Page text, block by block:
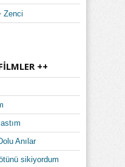
Zenci
++
Anılar
sikiyordum